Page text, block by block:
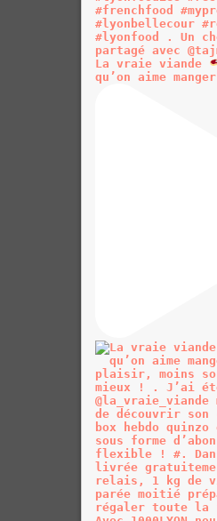
La vraie viande
qu’on aime manger